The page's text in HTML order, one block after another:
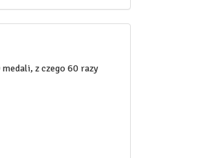
z czego 60 razy